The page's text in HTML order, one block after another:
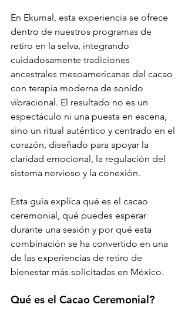
En Ekumal, esta experiencia se ofrece
dentro de nuestros programas de
retiro en la selva, integrando
cuidadosamente tradiciones
ancestrales mesoamericanas del cacao
con terapia moderna de sonido
vibracional. El resultado no es un
espectáculo ni una puesta en escena,
sino un ritual auténtico y centrado en el
corazón, diseñado para apoyar la
claridad emocional, la regulación del
sistema nervioso y la conexión.
Esta guía explica qué es el cacao
ceremonial, qué puedes esperar
durante una sesión y por qué esta
combinación se ha convertido en una
de las experiencias de retiro de
bienestar más solicitadas en México.
Qué es el Cacao Ceremonial?